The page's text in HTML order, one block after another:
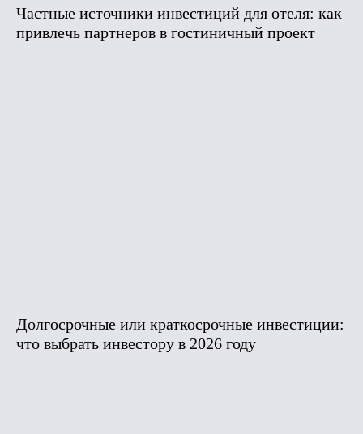
Частные источники инвестиций для отеля: как
привлечь партнеров в гостиничный проект
Долгосрочные или краткосрочные инвестиции:
что выбрать инвестору в 2026 году